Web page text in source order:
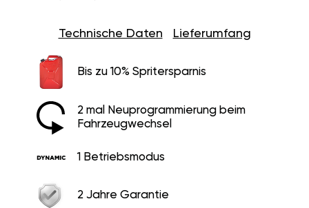
Technische Daten Lieferumfang
Bis zu 10% Spritersparnis
2 mal Neuprogrammierung beim
Fahrzeugwechsel
1 Betriebsmodus
2 Jahre Garantie